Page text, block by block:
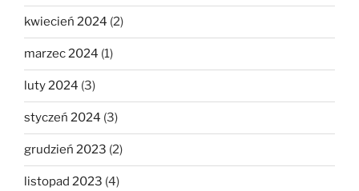
kwiecień 2024 (2)
marzec 2024 (1)
luty 2024 (3)
styczeń 2024 (3)
grudzień 2023 (2)
listopad 2023 (4)